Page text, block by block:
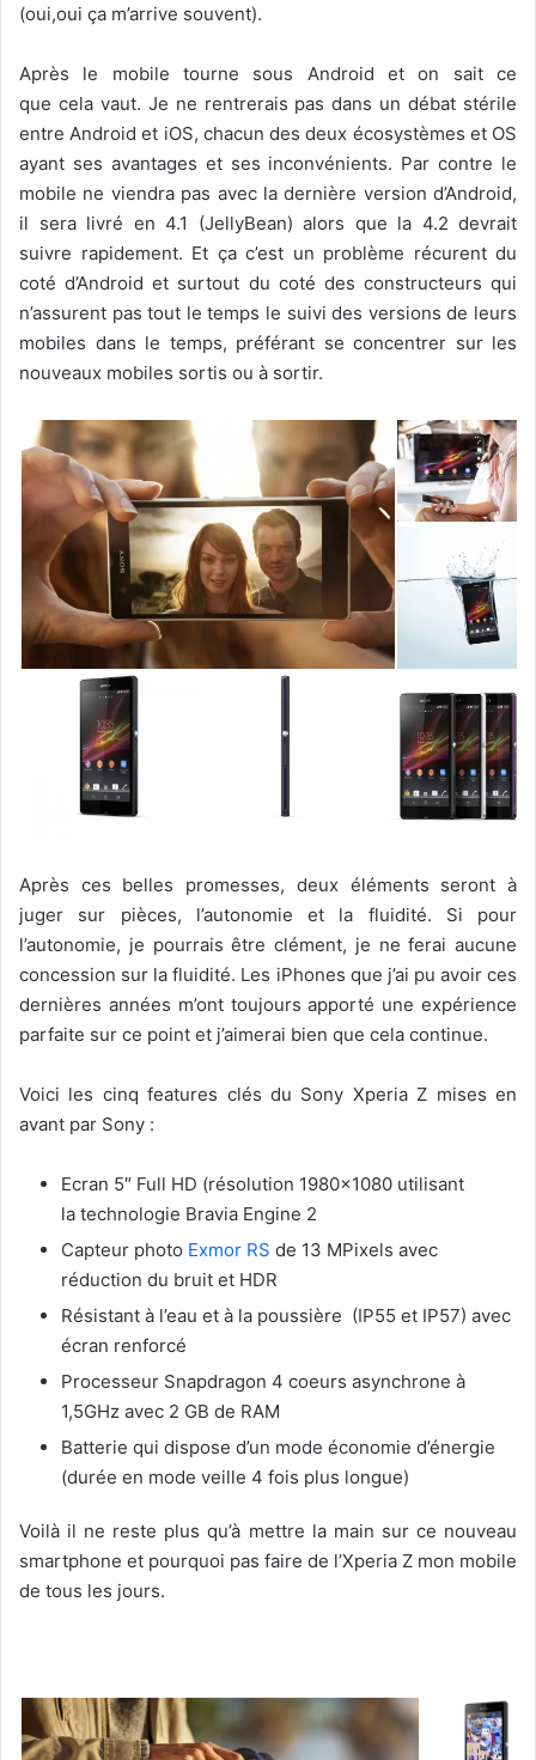
(oui,oui ça m’arrive souvent).
Après le mobile tourne sous Android et on sait ce
que cela vaut. Je ne rentrerais pas dans un débat stérile
entre Android et iOS, chacun des deux écosystèmes et OS
ayant ses avantages et ses inconvénients. Par contre le
mobile ne viendra pas avec la dernière version d’Android,
il sera livré en 4.1 (JellyBean) alors que la 4.2 devrait
suivre rapidement. Et ça c’est un problème récurent du
coté d’Android et surtout du coté des constructeurs qui
n’assurent pas tout le temps le suivi des versions de leurs
mobiles dans le temps, préférant se concentrer sur les
nouveaux mobiles sortis ou à sortir.
Après ces belles promesses, deux éléments seront à
juger sur pièces, l’autonomie et la fluidité. Si pour
l’autonomie, je pourrais être clément, je ne ferai aucune
concession sur la fluidité. Les iPhones que j’ai pu avoir ces
dernières années m’ont toujours apporté une expérience
parfaite sur ce point et j’aimerai bien que cela continue.
Voici les cinq features clés du Sony Xperia Z mises en
avant par Sony :
Ecran 5″ Full HD (résolution 1980×1080 utilisant
la technologie Bravia Engine 2
Capteur photo Exmor RS de 13 MPixels avec
réduction du bruit et HDR
Résistant à l’eau et à la poussière (IP55 et IP57) avec
écran renforcé
Processeur Snapdragon 4 coeurs asynchrone à
1,5GHz avec 2 GB de RAM
Batterie qui dispose d’un mode économie d’énergie
(durée en mode veille 4 fois plus longue)
Voilà il ne reste plus qu’à mettre la main sur ce nouveau
smartphone et pourquoi pas faire de l’Xperia Z mon mobile
de tous les jours.